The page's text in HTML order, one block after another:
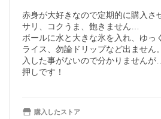
赤身が大好きなので定期的に購入さ
サリ、コクうま、飽きません…
ボールに水と大きな氷を入れ、ゆっ
ライス、勿論ドリップなど出ません
入した事がないので分かりません
押しです！
購入したストア